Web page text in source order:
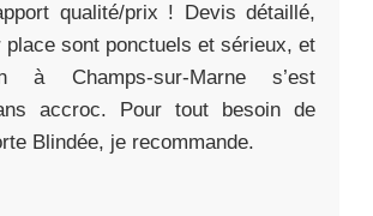
qualité/prix ! Devis détaillé,
place sont ponctuels et sérieux, et
à Champs-sur-Marne s’est
accroc. Pour tout besoin de
Blindée, je recommande.